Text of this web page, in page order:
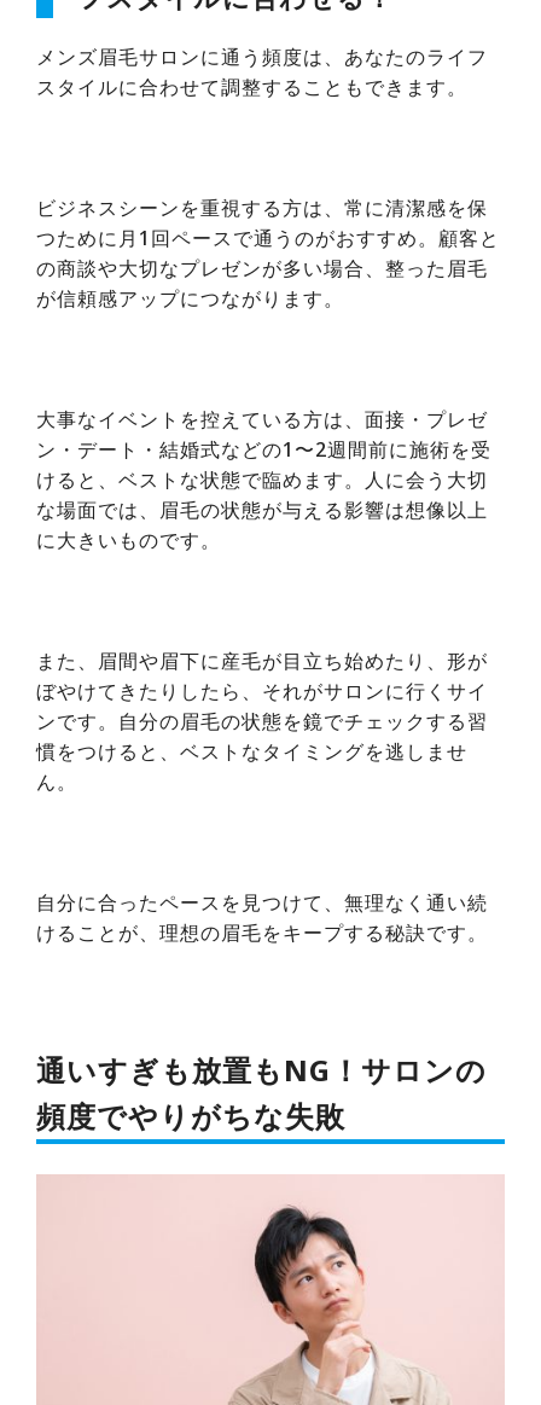
メンズ眉毛サロンに通う頻度は、あなたのライフ
スタイルに合わせて調整することもできます。
ビジネスシーンを重視する方は、常に清潔感を保
つために月1回ペースで通うのがおすすめ。顧客と
の商談や大切なプレゼンが多い場合、整った眉毛
が信頼感アップにつながります。
大事なイベントを控えている方は、面接・プレゼ
ン・デート・結婚式などの1〜2週間前に施術を受
けると、ベストな状態で臨めます。人に会う大切
な場面では、眉毛の状態が与える影響は想像以上
に大きいものです。
また、眉間や眉下に産毛が目立ち始めたり、形が
ぼやけてきたりしたら、それがサロンに行くサイ
ンです。自分の眉毛の状態を鏡でチェックする習
慣をつけると、ベストなタイミングを逃しませ
ん。
自分に合ったペースを見つけて、無理なく通い続
けることが、理想の眉毛をキープする秘訣です。
通いすぎも放置もNG！サロンの
頻度でやりがちな失敗